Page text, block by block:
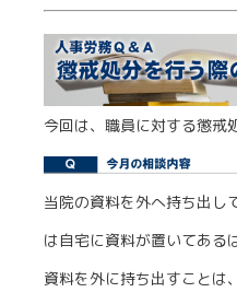
今回は、職員に対する懲戒
当院の資料を外へ持ち出し
は自宅に資料が置いてある
資料を外に持ち出すことは